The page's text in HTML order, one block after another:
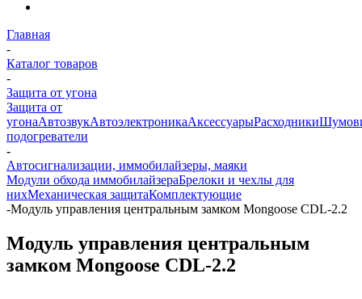
Главная
-
Каталог товаров
-
Защита от угона
Защита от
угонаАвтозвукАвтоэлектроникаАксессуарыРасходники
подогреватели
-
Автосигнализации, иммобилайзеры, маяки
Модули обхода иммобилайзераБрелоки и чехлы для
нихМеханическая защитаКомплектующие
-Модуль управления центральным замком Mongoose CDL-2.2
Модуль управления центральным
замком Mongoose CDL-2.2